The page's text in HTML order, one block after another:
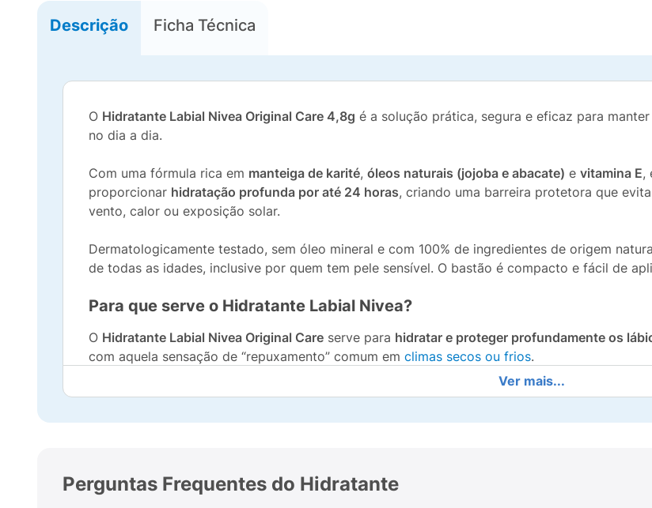
Descrição Ficha Técnica
O Hidratante Labial Nivea Original Care 4,8g é a solução prática, segura e eficaz para
no dia a dia.
Com uma fórmula rica em manteiga de karité, óleos naturais (jojoba e abacate) e vitamina E,
proporcionar hidratação profunda por até 24 horas, criando uma barreira protetora que
vento, calor ou exposição solar.
Dermatologicamente testado, sem óleo mineral e com 100% de ingredientes de origem
de todas as idades, inclusive por quem tem pele sensível. O bastão é compacto e fácil de
Para que serve o Hidratante Labial Nivea?
O Hidratante Labial Nivea Original Care serve para hidratar e proteger profundamente os
com aquela sensação de “repuxamento” comum em climas secos ou frios.
Ele também ajuda aprevenir feridas e fissuras, que podem surgir quando os lábios estão
A aplicação é simples, rápida e pode ser feita sempre que necessário:
Ver mais...
Perguntas Frequentes do Hidratante